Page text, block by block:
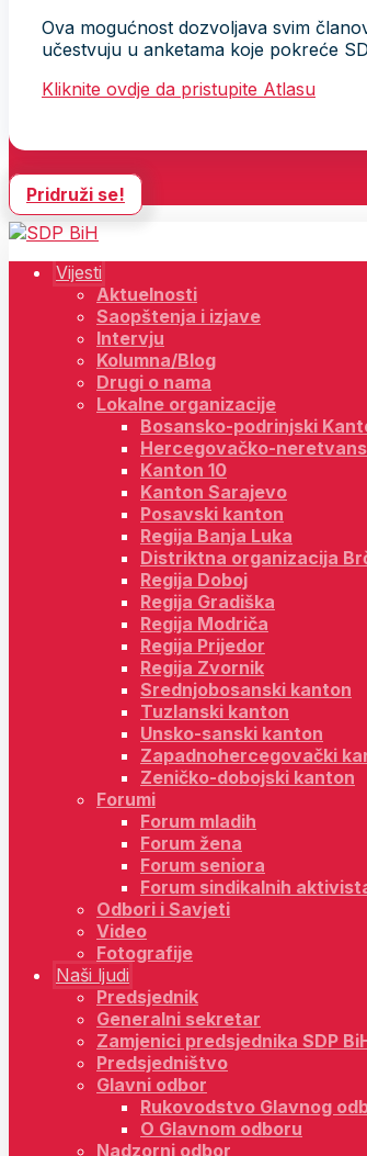
Ova mogućnost dozvoljava svim
učestvuju u anketama koje pokreće
Kliknite ovdje da pristupite Atlasu
Pridruži se!
Vijesti
Aktuelnosti
Saopštenja i izjave
Intervju
Kolumna/Blog
Drugi o nama
Lokalne organizacije
Bosansko-podrinjski
Hercegovačko-
Kanton 10
Kanton Sarajevo
Posavski kanton
Regija Banja Luka
Distriktna organizacija
Regija Doboj
Regija Gradiška
Regija Modriča
Regija Prijedor
Regija Zvornik
Srednjobosanski kanton
Tuzlanski kanton
Unsko-sanski kanton
Zapadnohercegovački
Zeničko-dobojski kanton
Forumi
Forum mladih
Forum žena
Forum seniora
Forum sindikalnih
Odbori i Savjeti
Video
Fotografije
Naši ljudi
Predsjednik
Generalni sekretar
Zamjenici predsjednika SDP
Predsjedništvo
Glavni odbor
Rukovodstvo Glavnog
O Glavnom odboru
Nadzorni odbor